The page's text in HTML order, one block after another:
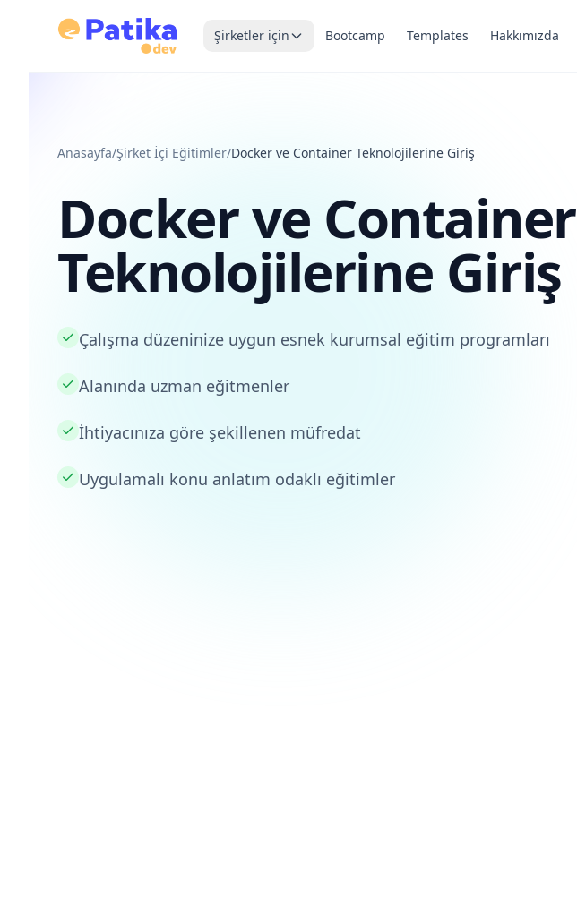
Şirketler için Bootcamp Templates Hakkımızda
Anasayfa/Şirket İçi Eğitimler/Docker ve Container Teknolojilerine Giriş
Docker ve Container
Teknolojilerine Giriş
Çalışma düzeninize uygun esnek kurumsal eğitim programları
Alanında uzman eğitmenler
İhtiyacınıza göre şekillenen müfredat
Uygulamalı konu anlatım odaklı eğitimler